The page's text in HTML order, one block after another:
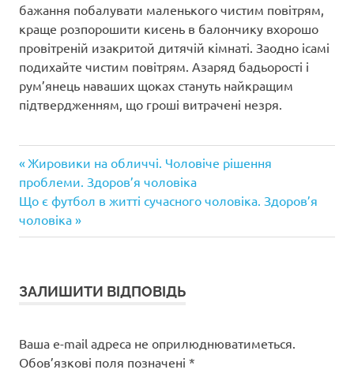
бажання побалувати маленького чистим повітрям,
краще розпорошити кисень в балончику вхорошо
провітреній изакритой дитячій кімнаті. Заодно ісамі
подихайте чистим повітрям. Азаряд бадьорості і
рум’янець наваших щоках стануть найкращим
підтвердженням, що гроші витрачені незря.
Навігація
записів
Попередній
запис:
Жировики на обличчі. Чоловіче рішення
проблеми. Здоров’я чоловіка
Наступний
запис:
Що є футбол в житті сучасного чоловіка. Здоров’я
чоловіка
ЗАЛИШИТИ ВІДПОВІДЬ
Ваша e-mail адреса не оприлюднюватиметься.
Обов’язкові поля позначені *